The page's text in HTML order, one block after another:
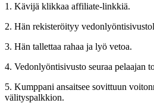
1. Kävijä klikkaa affiliate-linkkiä.
2. Hän rekisteröityy
3. Hän tallettaa rahaa ja lyö vetoa.
4. Vedonlyöntisivusto seuraa pelaajan
5. Kumppani ansaitsee sovittuun
välityspalkkion.